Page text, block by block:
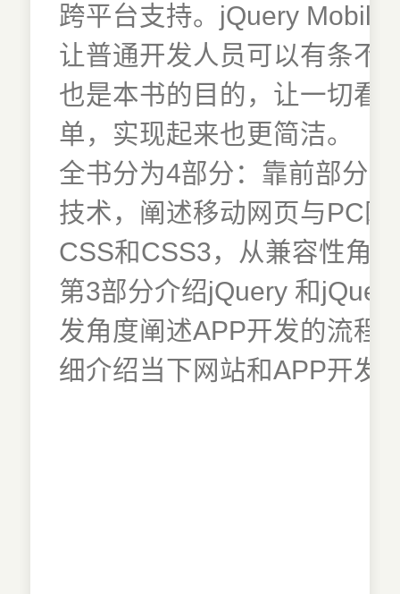
跨平台支持。jQuery
让普通开发人员可以有条不
也是本书的目的，让一切看
单，实现起来也更简洁。
全书分为4部分：靠前部分
技术，阐述移动网页与PC
CSS和CSS3，从兼容性角
第3部分介绍jQuery 和
发角度阐述APP开发的流程
细介绍当下网站和APP开发